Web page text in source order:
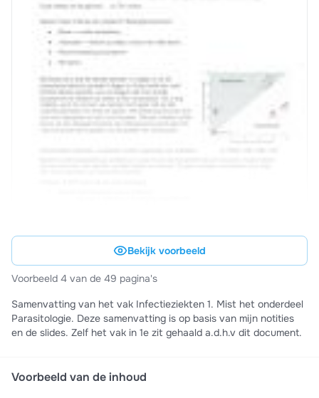
Bekijk voorbeeld
Voorbeeld 4 van de 49 pagina's
Samenvatting van het vak Infectieziekten 1. Mist het onderdeel
Parasitologie. Deze samenvatting is op basis van mijn notities
en de slides. Zelf het vak in 1e zit gehaald a.d.h.v dit document.
Voorbeeld van de inhoud